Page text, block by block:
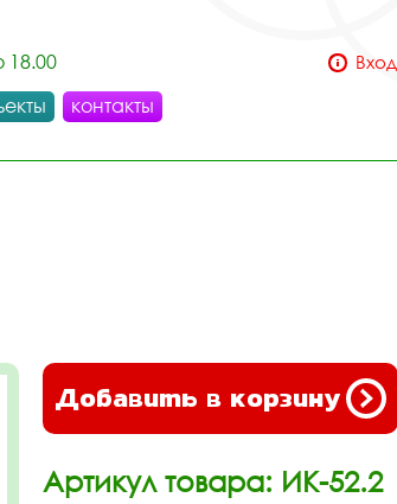
18.00
контакты
Вход
Добавить в корзину
Артикул товара: ИК-52.2